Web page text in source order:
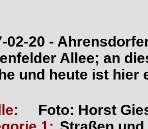
02-20 -
Allee; an
und heute ist hier
Foto: Horst